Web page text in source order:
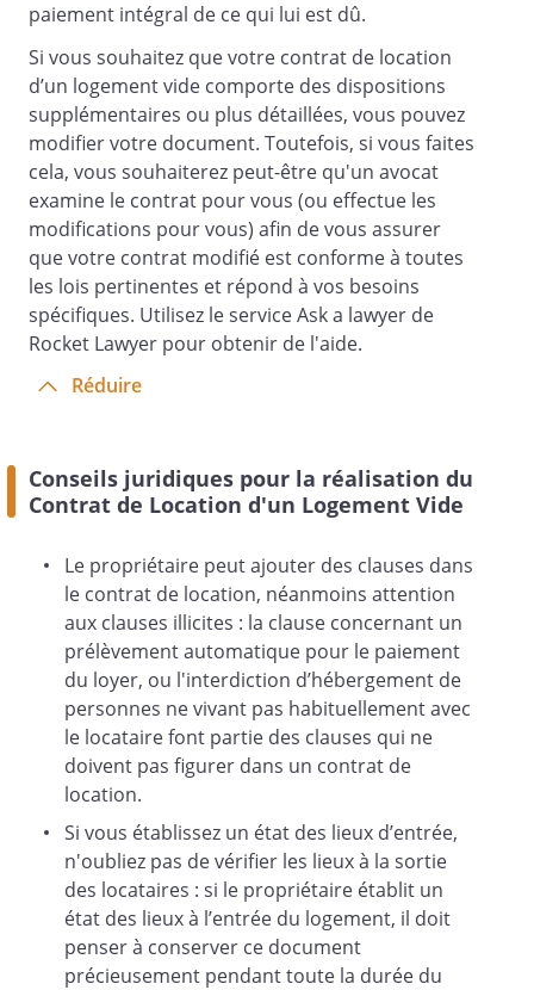
Article 7 –
Résiliation
A - Par le locataire
Le locataire pourra donner congé à tout
moment en cours de bail. Ce congé devra
être délivré trois mois à l'avance par
lettre recommandée avec demande
d'avis de réception ou par acte d'huissier
ou par lettre remise en main propre
charges pendant tout le délai du préavis.
Le préavis pourra être réduit à un mois,
B - Par le propriétaire
Le propriétaire pourra donner congé
pour la date d'expiration du bail
moyennant un délai de préavis de six
mois. Ce congé devra être délivré soit par
lettre recommandée avec demande
d'avis de réception soit par acte
d'huissier
et il comportera obligatoirement l’un des
motifs exigés par l’article 15 modifié de la
loi du 6 juillet 1989.
paiement intégral de ce qui lui est dû.
Si vous souhaitez que votre contrat de location
d’un logement vide comporte des dispositions
supplémentaires ou plus détaillées, vous pouvez
modifier votre document. Toutefois, si vous faites
cela, vous souhaiterez peut-être qu'un avocat
examine le contrat pour vous (ou effectue les
modifications pour vous) afin de vous assurer
que votre contrat modifié est conforme à toutes
les lois pertinentes et répond à vos besoins
spécifiques. Utilisez le service Ask a lawyer de
Rocket Lawyer pour obtenir de l'aide.
Réduire
Conseils juridiques pour la réalisation du
Contrat de Location d'un Logement Vide
Le propriétaire peut ajouter des clauses dans
le contrat de location, néanmoins attention
aux clauses illicites : la clause concernant un
prélèvement automatique pour le paiement
du loyer, ou l'interdiction d’hébergement de
personnes ne vivant pas habituellement avec
le locataire font partie des clauses qui ne
doivent pas figurer dans un contrat de
location.
Si vous établissez un état des lieux d’entrée,
n'oubliez pas de vérifier les lieux à la sortie
des locataires : si le propriétaire établit un
état des lieux à l’entrée du logement, il doit
penser à conserver ce document
précieusement pendant toute la durée du